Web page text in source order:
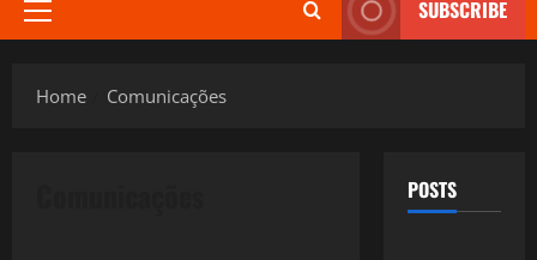
Primary
SUBSCRIBE
Home Comunicações
POSTS